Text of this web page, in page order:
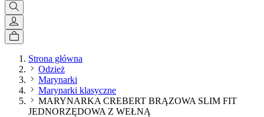
Strona główna
Odzież
Marynarki
Marynarki klasyczne
MARYNARKA CREBERT BRĄZOWA SLIM FIT
JEDNORZĘDOWA Z WEŁNĄ